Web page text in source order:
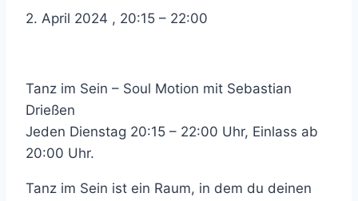
2. April 2024 , 20:15 – 22:00
Tanz im Sein – Soul Motion mit Sebastian
Drießen
Jeden Dienstag 20:15 – 22:00 Uhr, Einlass ab
20:00 Uhr.
Tanz im Sein ist ein Raum, in dem du deinen